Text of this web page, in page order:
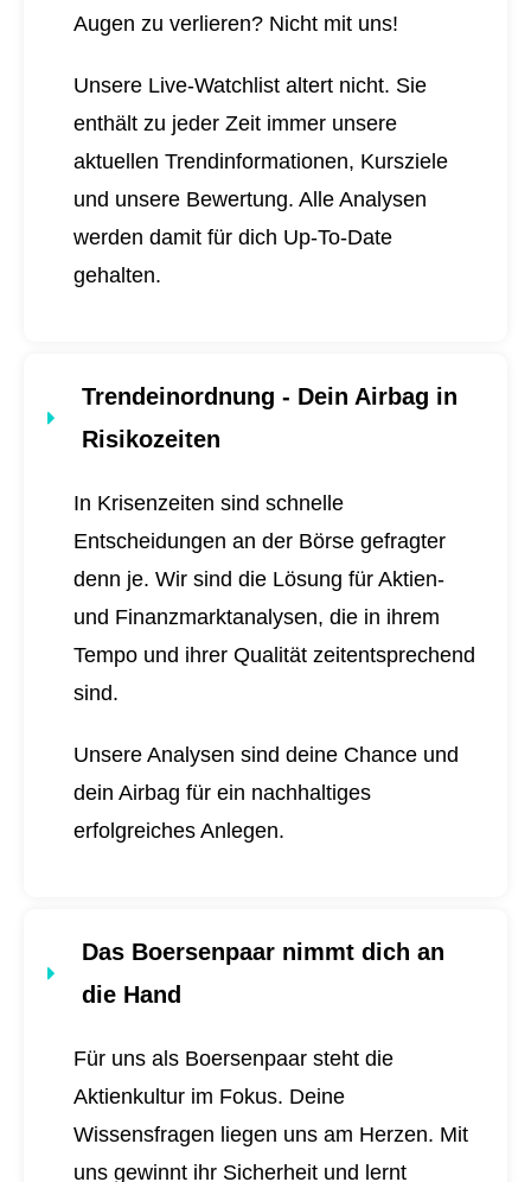
Augen zu verlieren? Nicht mit uns!
Unsere Live-Watchlist altert nicht. Sie
enthält zu jeder Zeit immer unsere
aktuellen Trendinformationen, Kursziele
und unsere Bewertung. Alle Analysen
werden damit für dich Up-To-Date
gehalten.
Trendeinordnung - Dein Airbag in
Risikozeiten
In Krisenzeiten sind schnelle
Entscheidungen an der Börse gefragter
denn je. Wir sind die Lösung für Aktien-
und Finanzmarktanalysen, die in ihrem
Tempo und ihrer Qualität zeitentsprechend
sind.
Unsere Analysen sind deine Chance und
dein Airbag für ein nachhaltiges
erfolgreiches Anlegen.
Das Boersenpaar nimmt dich an
die Hand
Für uns als Boersenpaar steht die
Aktienkultur im Fokus. Deine
Wissensfragen liegen uns am Herzen. Mit
uns gewinnt ihr Sicherheit und lernt